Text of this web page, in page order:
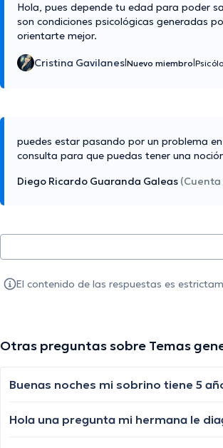
Hola, pues depende tu edad para poder
son condiciones psicológicas generadas
orientarte mejor.
Cristina Gavilanes Nuevo miembro
puedes estar pasando por un problema
consulta para que puedas tener una
Diego Ricardo Guaranda Galeas
El contenido de las respuestas es
Otras preguntas sobre Temas